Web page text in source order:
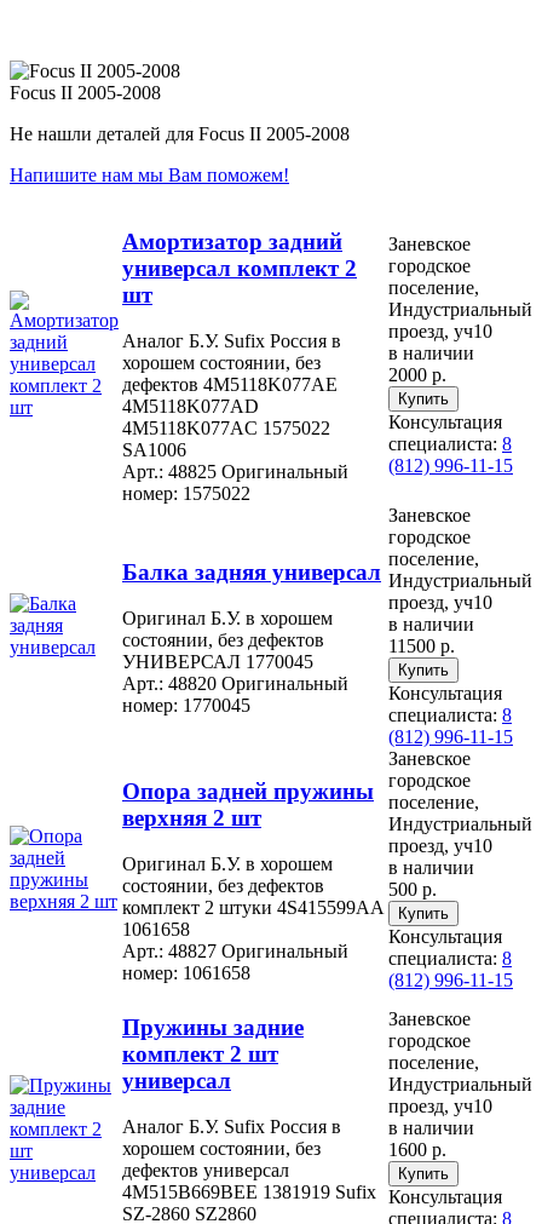
Focus II 2005-2008
Не нашли деталей для Focus II 2005-2008
Напишите нам мы Вам поможем!
Амортизатор задний
универсал комплект 2
шт
Аналог Б.У. Sufix Россия в
хорошем состоянии, без
дефектов 4M5118K077AE
4M5118K077AD
4M5118K077AC 1575022
SA1006
Арт.: 48825 Оригинальный
номер: 1575022
Заневское
городское
поселение,
Индустриальный
проезд, уч10
в наличии
2000 р.
Консультация
специалиста: 8
(812) 996-11-15
Балка задняя универсал
Оригинал Б.У. в хорошем
состоянии, без дефектов
УНИВЕРСАЛ 1770045
Арт.: 48820 Оригинальный
номер: 1770045
Заневское
городское
поселение,
Индустриальный
проезд, уч10
в наличии
11500 р.
Консультация
специалиста: 8
(812) 996-11-15
Опора задней пружины
верхняя 2 шт
Оригинал Б.У. в хорошем
состоянии, без дефектов
комплект 2 штуки 4S415599AA
1061658
Арт.: 48827 Оригинальный
номер: 1061658
Заневское
городское
поселение,
Индустриальный
проезд, уч10
в наличии
500 р.
Консультация
специалиста: 8
(812) 996-11-15
Пружины задние
комплект 2 шт
универсал
Аналог Б.У. Sufix Россия в
хорошем состоянии, без
дефектов универсал
4M515B669BEE 1381919 Sufix
SZ-2860 SZ2860
Заневское
городское
поселение,
Индустриальный
проезд, уч10
в наличии
1600 р.
Консультация
специалиста: 8